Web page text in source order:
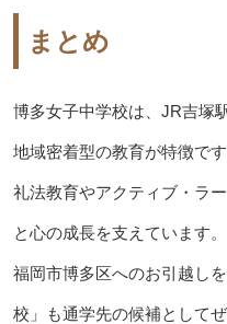
まとめ
博多女子中学校は、JR吉塚
地域密着型の教育が特徴です
礼法教育やアクティブ・ラ
と心の成長を支えています。
福岡市博多区へのお引越し
校」も通学先の候補として